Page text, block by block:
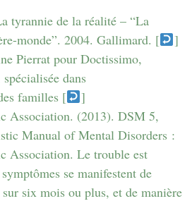
tyrannie de la réalité – “La
monde”. 2004. Gallimard. [
]
Pierrat pour Doctissimo,
dans
familles [
]
Association. (2013). DSM 5,
Manual of Mental Disorders :
Association. Le trouble est
se manifestent de
six mois ou plus, et de manière